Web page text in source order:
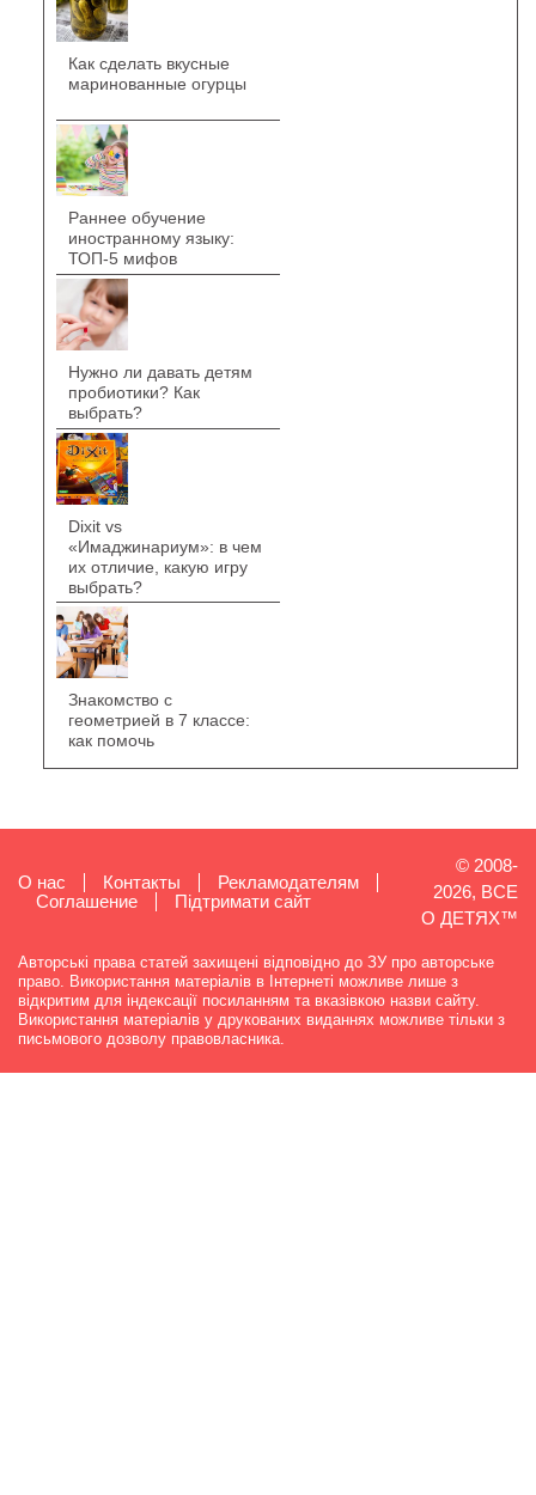
Как сделать вкусные
маринованные огурцы
Раннее обучение
иностранному языку:
ТОП-5 мифов
Нужно ли давать детям
пробиотики? Как
выбрать?
Dixit vs
«Имаджинариум»: в чем
их отличие, какую игру
выбрать?
Знакомство с
геометрией в 7 классе:
как помочь
О нас Контакты
Рекламодателям
Cоглашение
Підтримати сайт
© 2008-
2026, ВСЕ
О ДЕТЯХ™
Авторські права статей захищені відповідно до ЗУ про авторське
право. Використання матеріалів в Інтернеті можливе лише з
відкритим для індексації посиланням та вказівкою назви сайту.
Використання матеріалів у друкованих виданнях можливе тільки з
письмового дозволу правовласника.